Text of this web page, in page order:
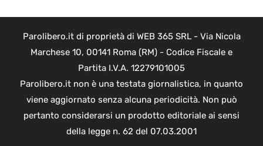
Parolibero.it di proprietà di WEB 365 SRL - Via Nicola
Marchese 10, 00141 Roma (RM) - Codice Fiscale e
Partita I.V.A. 12279101005
Parolibero.it non è una testata giornalistica, in quanto
viene aggiornato senza alcuna periodicità. Non può
pertanto considerarsi un prodotto editoriale ai sensi
della legge n. 62 del 07.03.2001